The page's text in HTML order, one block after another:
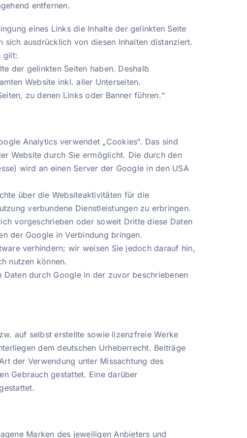
entfernen.
eines Links die Inhalte der gelinkten Seite
ausdrücklich von diesen Inhalten distanziert.
gilt:
der gelinkten Seiten haben. Deshalb
Website inkl. aller Unterseiten.
zu denen Links oder Banner führen.“
Analytics verwendet „Cookies“. Das sind
Website durch Sie ermöglicht. Die durch den
wird an einen Server der Google in den USA
über die Websiteaktivitäten für die
verbundene Dienstleistungen zu erbringen.
vorgeschrieben oder soweit Dritte diese Daten
der Google in Verbindung bringen.
verhindern; wir weisen Sie jedoch darauf hin,
nutzen können.
durch Google in der zuvor beschriebenen
auf selbst erstellte sowie lizenzfreie Werke
dem deutschen Urheberrecht. Beiträge
der Verwendung unter Missachtung des
Gebrauch gestattet. Eine darüber
Marken des jeweiligen Anbieters und